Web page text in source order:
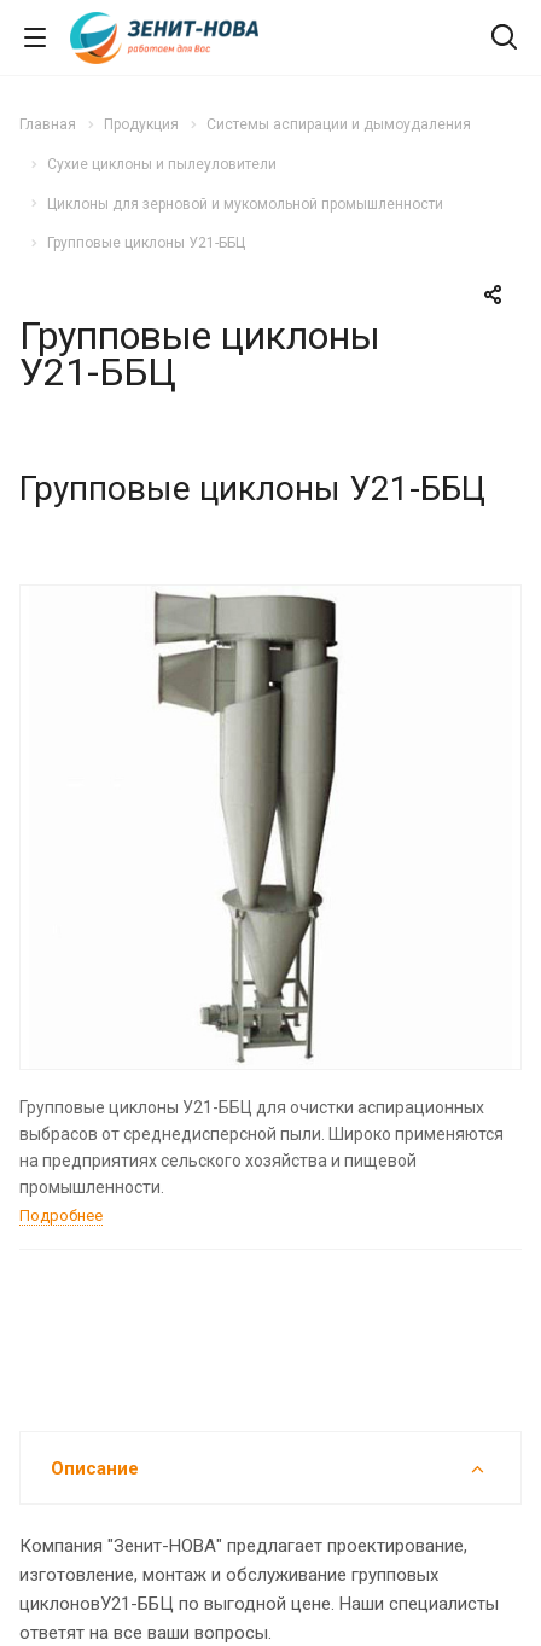
Главная Продукция Системы аспирации и дымоудаления
Сухие циклоны и пылеуловители
Циклоны для зерновой и мукомольной промышленности
Групповые циклоны У21-ББЦ
Групповые циклоны
У21-ББЦ
Групповые циклоны У21-ББЦ
Групповые циклоны У21-ББЦ для очистки аспирационных
выбрасов от среднедисперсной пыли. Широко применяются
на предприятиях сельского хозяйства и пищевой
промышленности.
Подробнее
Описание
Компания "Зенит-НОВА" предлагает проектирование,
изготовление, монтаж и обслуживание групповых
циклоновУ21-ББЦ по выгодной цене. Наши специалисты
ответят на все ваши вопросы.